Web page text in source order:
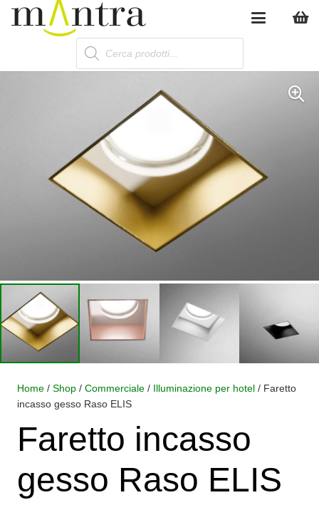
Products
search
Home / Shop / Commerciale / Illuminazione per hotel / Faretto
incasso gesso Raso ELIS
Faretto incasso
gesso Raso ELIS